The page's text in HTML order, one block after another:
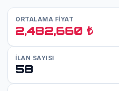
ORTALAMA FİYAT
2,482,660 ₺
İLAN SAYISI
58